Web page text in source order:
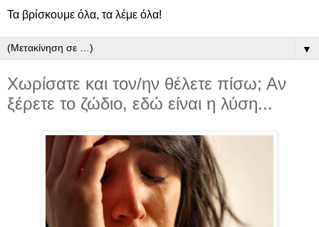
Τα βρίσκουμε όλα, τα λέμε όλα!
▼
Χωρίσατε και τον/ην θέλετε πίσω; Αν
ξέρετε το ζώδιο, εδώ είναι η λύση...